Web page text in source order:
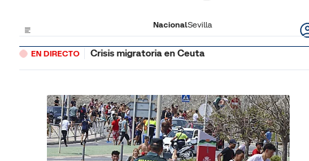
NacionalSevilla
EN DIRECTO Crisis migratoria en Ceuta